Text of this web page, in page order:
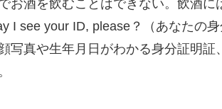
お酒を飲むことはできない。飲酒
I see your ID, please？（あなたの
写真や生年月日がわかる身分証明